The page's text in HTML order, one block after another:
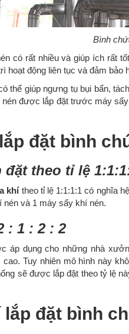
Bình
có rất nhiều và giúp ích rất
hoạt động liên tục và đảm bảo
thể giúp ngưng tụ bụi bẩn,
được lắp đặt trước máy
đặt bình
theo tỉ lệ
khítheo tỉ lệ 1:1:1:1 có nghĩa
nén và 1 máy sấy khí nén.
: 1 : 2 : 2
áp dụng cho những nhà
Tuy nhiên mô hình này
sẽ được lắp đặt theo tỷ lệ
đặt bình